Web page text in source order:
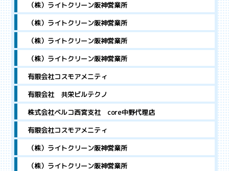
（株）ライトクリーン阪神営業所
（株）ライトクリーン阪神営業所
（株）ライトクリーン阪神営業所
（株）ライトクリーン阪神営業所
有限会社コスモアメニティ
有限会社 共栄ビルテクノ
株式会社ベルコ西宮支社 core中野代理店
有限会社コスモアメニティ
（株）ライトクリーン阪神営業所
（株）ライトクリーン阪神営業所